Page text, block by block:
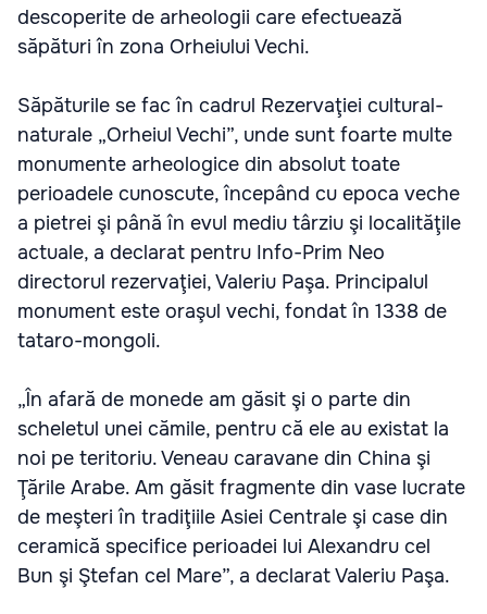
descoperite de arheologii care efectuează
săpături în zona Orheiului Vechi.
Săpăturile se fac în cadrul Rezervaţiei cultural-
naturale „Orheiul Vechi”, unde sunt foarte multe
monumente arheologice din absolut toate
perioadele cunoscute, începând cu epoca veche
a pietrei şi până în evul mediu târziu şi localităţile
actuale, a declarat pentru Info-Prim Neo
directorul rezervaţiei, Valeriu Paşa. Principalul
monument este oraşul vechi, fondat în 1338 de
tataro-mongoli.
„În afară de monede am găsit şi o parte din
scheletul unei cămile, pentru că ele au existat la
noi pe teritoriu. Veneau caravane din China şi
Ţările Arabe. Am găsit fragmente din vase lucrate
de meşteri în tradiţiile Asiei Centrale şi case din
ceramică specifice perioadei lui Alexandru cel
Bun şi Ştefan cel Mare”, a declarat Valeriu Paşa.